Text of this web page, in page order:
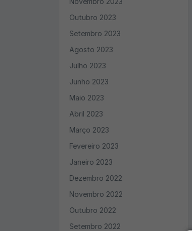
Outubro 2023
Setembro 2023
Agosto 2023
Julho 2023
Junho 2023
Maio 2023
Abril 2023
Março 2023
Fevereiro 2023
Janeiro 2023
Dezembro 2022
Novembro 2022
Outubro 2022
Setembro 2022